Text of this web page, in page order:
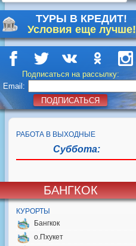
ТУРЫ В КРЕДИТ!
Условия еще лучше!
Подписаться на рассылку:
Email:
ПОДПИСАТЬСЯ
РАБОТА В ВЫХОДНЫЕ
Суббота:
БАНГКОК
КУРОРТЫ
Бангкок
о.Пхукет